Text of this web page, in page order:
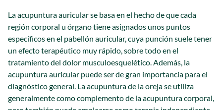
La acupuntura auricular se basa en el hecho de que cada
región corporal u órgano tiene asignados unos puntos
específicos en el pabellón auricular, cuya punción suele tener
un efecto terapéutico muy rápido, sobre todo en el
tratamiento del dolor musculoesquelético. Además, la
acupuntura auricular puede ser de gran importancia para el
diagnóstico general. La acupuntura de la oreja se utiliza
generalmente como complemento de la acupuntura corporal,